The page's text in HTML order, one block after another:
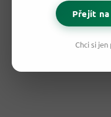
Přejít na